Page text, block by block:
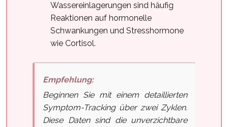
Wassereinlagerungen sind häufig
Reaktionen auf hormonelle
Schwankungen und Stresshormone
wie Cortisol.
Empfehlung:
Beginnen Sie mit einem detaillierten
Symptom-Tracking über zwei Zyklen.
Diese Daten sind die unverzichtbare